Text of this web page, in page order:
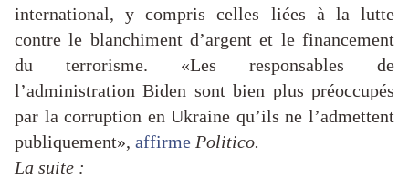
international, y compris celles liées à la lutte
contre le blanchiment d’argent et le financement
du terrorisme. «Les responsables de
l’administration Biden sont bien plus préoccupés
par la corruption en Ukraine qu’ils ne l’admettent
publiquement», affirme Politico.
La suite :